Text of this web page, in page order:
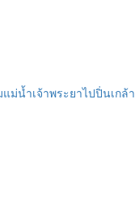
น้ำเจ้าพระยาไปปิ่นเกล้า